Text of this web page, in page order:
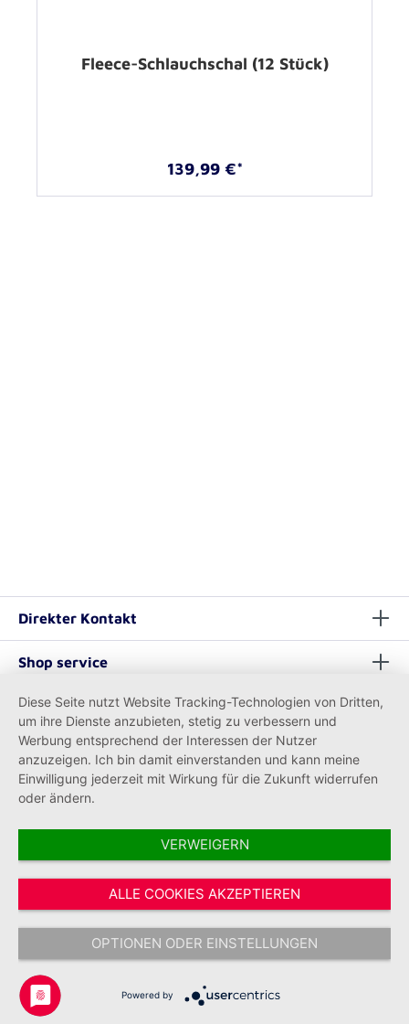
Fleece-Schlauchschal (12 Stück)
139,99 €*
Direkter Kontakt
Shop service
Informationen
Vertrag widerrufen
* Alle Preise inkl. gesetzl. Mehrwertsteuer zzgl.Versandkostenund ggf.
Nachnahmegebühren, wenn nicht anders angegeben.
Copyright © 2026 Johanniter-Unfall-Hilfe e.V. - Alle Rechte
vorbehalten.
Diese Seite nutzt Website Tracking-Technologien von Dritten,
um ihre Dienste anzubieten, stetig zu verbessern und
Werbung entsprechend der Interessen der Nutzer
anzuzeigen. Ich bin damit einverstanden und kann meine
Einwilligung jederzeit mit Wirkung für die Zukunft widerrufen
oder ändern.
VERWEIGERN
ALLE COOKIES AKZEPTIEREN
OPTIONEN ODER EINSTELLUNGEN
Powered by